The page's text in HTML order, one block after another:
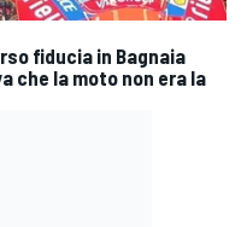
fiducia in Bagnaia
che la moto non era la